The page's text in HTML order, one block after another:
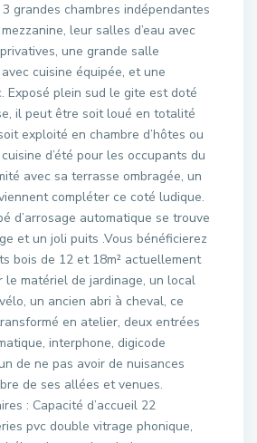
grandes chambres indépendantes
leur salles d’eau avec
une grande salle
cuisine équipée, et une
Exposé plein sud le gite est doté
il peut être soit loué en totalité
exploité en chambre d’hôtes ou
d’été pour les occupants du
avec sa terrasse ombragée, un
compléter ce coté ludique.
d’arrosage automatique se trouve
et un joli puits .Vous bénéficierez
bois de 12 et 18m² actuellement
le matériel de jardinage, un local
un ancien abri à cheval, ce
en atelier, deux entrées
interphone, digicode
de ne pas avoir de nuisances
de ses allées et venues.
: Capacité d’accueil 22
pvc double vitrage phonique,